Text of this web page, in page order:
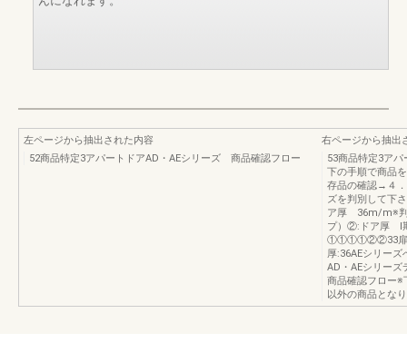
左ページから抽出された内容
52商品特定3アパートドアAD・AEシリーズ 商品確認フロー
右ページから抽出
53商品特定3ア
下の手順で商品
存品の確認→４
ズを判別して下
ア厚 36m/m※判
プ）②:ドア厚 Ⅰ
①①①①②②33扉厚
厚:36AEシリー
AD・AEシリーズ
商品確認フロー※
以外の商品とな